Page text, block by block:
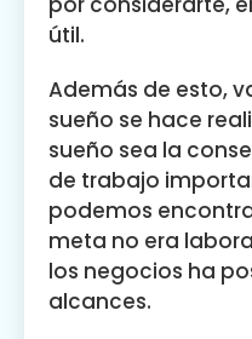
útil.
Además de esto,
sueño se hace
sueño sea la
de trabajo
podemos
meta no era
los negocios ha
alcances.